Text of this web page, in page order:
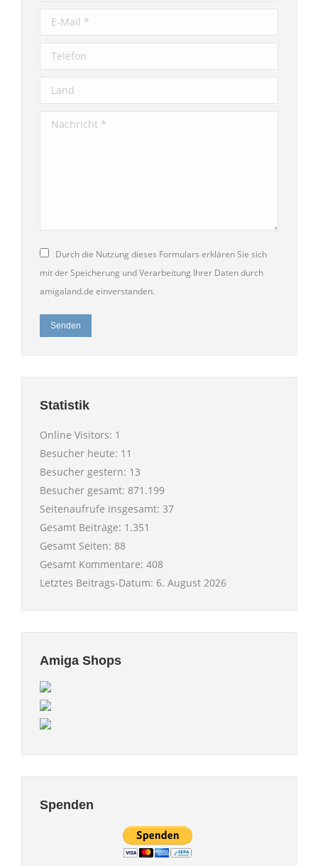
E-Mail *
Telefon
Land
Nachricht *
Durch die Nutzung dieses Formulars erklären Sie sich
mit der Speicherung und Verarbeitung Ihrer Daten durch
amigaland.de einverstanden.
Senden
Statistik
Online Visitors: 1
Besucher heute: 11
Besucher gestern: 13
Besucher gesamt: 871.199
Seitenaufrufe insgesamt: 37
Gesamt Beiträge: 1.351
Gesamt Seiten: 88
Gesamt Kommentare: 408
Letztes Beitrags-Datum: 6. August 2026
Amiga Shops
Spenden